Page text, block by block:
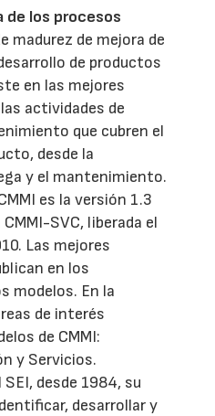
de los procesos
madurez de mejora de
de productos
en las mejores
actividades de
que cubren el
desde la
y el mantenimiento.
es la versión 1.3
SVC, liberada el
Las mejores
en los
modelos. En la
de interés
de CMMI:
y Servicios.
desde 1984, su
desarrollar y